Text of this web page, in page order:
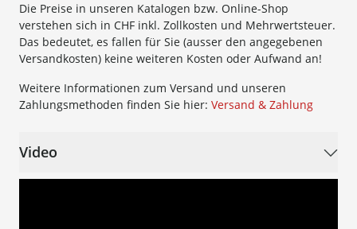
Die Preise in unseren Katalogen bzw. Online-Shop
verstehen sich in CHF inkl. Zollkosten und Mehrwertsteuer.
Das bedeutet, es fallen für Sie (ausser den angegebenen
Versandkosten) keine weiteren Kosten oder Aufwand an!
Weitere Informationen zum Versand und unseren
Zahlungsmethoden finden Sie hier: Versand & Zahlung
Video